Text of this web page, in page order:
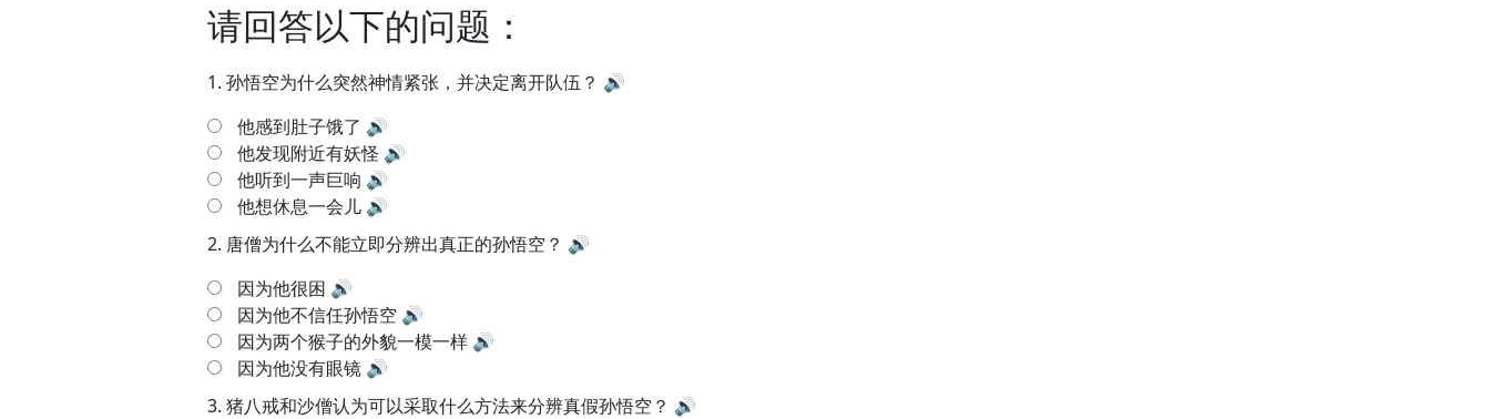
请回答以下的问题：
1. 孙悟空为什么突然神情紧张，并决定离开队伍？ 🔊
他感到肚子饿了 🔊
他发现附近有妖怪 🔊
他听到一声巨响 🔊
他想休息一会儿 🔊
2. 唐僧为什么不能立即分辨出真正的孙悟空？ 🔊
因为他很困 🔊
因为他不信任孙悟空 🔊
因为两个猴子的外貌一模一样 🔊
因为他没有眼镜 🔊
3. 猪八戒和沙僧认为可以采取什么方法来分辨真假孙悟空？ 🔊